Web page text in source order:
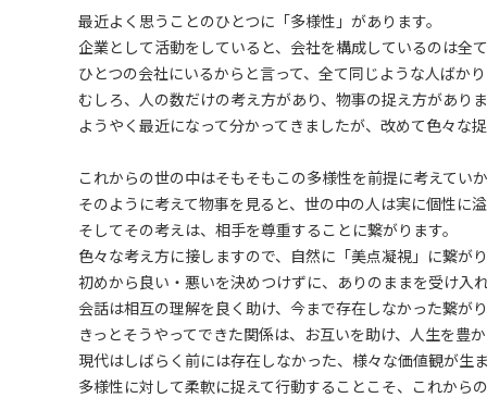
最近よく思うことのひとつに「多様性」があります。
企業として活動をしていると、会社を構成しているのは全
ひとつの会社にいるからと言って、全て同じような人ばか
むしろ、人の数だけの考え方があり、物事の捉え方があり
ようやく最近になって分かってきましたが、改めて色々な
これからの世の中はそもそもこの多様性を前提に考えてい
そのように考えて物事を見ると、世の中の人は実に個性に
そしてその考えは、相手を尊重することに繋がります。
色々な考え方に接しますので、自然に「美点凝視」に繋が
初めから良い・悪いを決めつけずに、ありのままを受け入
会話は相互の理解を良く助け、今まで存在しなかった繋が
きっとそうやってできた関係は、お互いを助け、人生を豊
現代はしばらく前には存在しなかった、様々な価値観が生
多様性に対して柔軟に捉えて行動することこそ、これから